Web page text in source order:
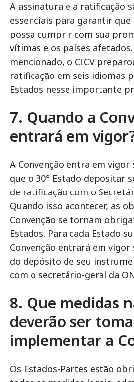
A assinatura e a ratificação
essenciais para garantir que
possa cumprir com sua
vítimas e os países afetados.
mencionado, o CICV
ratificação em seis idiomas
Estados nesse importante
7. Quando a
entrará em
A Convenção entra em vigor
que o 30° Estado depositar
de ratificação com o
Quando isso acontecer, as
Convenção se tornam
Estados. Para cada Estado
Convenção entrará em vigor
do depósito de seu
com o secretário-geral da
8. Que medidas
deverão ser
implementar a
Os Estados-Partes estão